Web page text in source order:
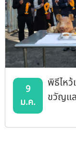
9
ม.ค.
พิธีไหว้
ขวัญแ